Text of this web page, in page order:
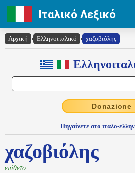
Ιταλικό Λεξικό
Αρχική › Ελληνοιταλικό › χαζοβιόλης
Donazione
Πηγαίνετε στο ιταλο-
χαζοβιόλης
επίθετο